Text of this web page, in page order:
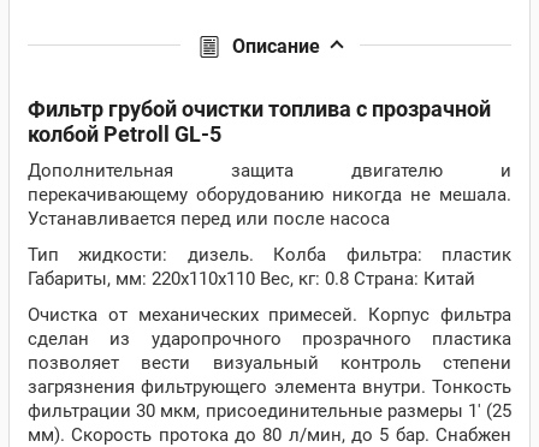
Описание
Фильтр грубой очистки топлива с прозрачной
колбой Petroll GL-5
Дополнительная защита двигателю и
перекачивающему оборудованию никогда не мешала.
Устанавливается перед или после насоса
Тип жидкости: дизель. Колба фильтра: пластик
Габариты, мм: 220х110х110 Вес, кг: 0.8 Страна: Китай
Очистка от механических примесей. Корпус фильтра
сделан из ударопрочного прозрачного пластика
позволяет вести визуальный контроль степени
загрязнения фильтрующего элемента внутри. Тонкость
фильтрации 30 мкм, присоединительные размеры 1' (25
мм). Скорость протока до 80 л/мин, до 5 бар. Снабжен